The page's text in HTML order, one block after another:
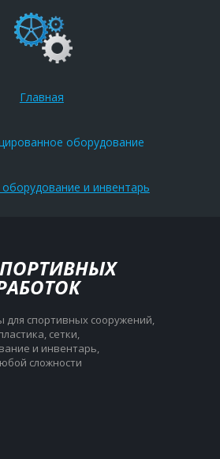
Главная
оборудование
и инвентарь
для спортивных сооружений,
сетки,
и инвентарь,
сложности